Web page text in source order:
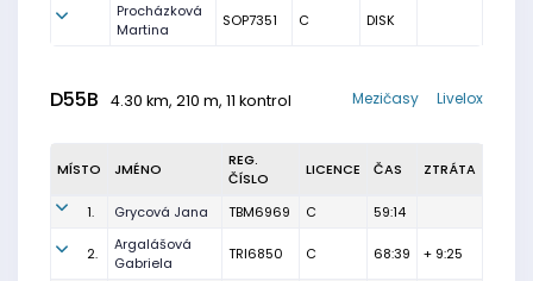
Procházková
Martina
SOP7351 C DISK
D55B 4.30 km, 210 m, 11 kontrol Livelox
Mezičasy
MÍSTO JMÉNO
REG.
ČÍSLO
LICENCE ČAS ZTRÁTA
1. Grycová Jana TBM6969 C 59:14
2.
Argalášová
Gabriela
TRI6850 C 68:39 + 9:25